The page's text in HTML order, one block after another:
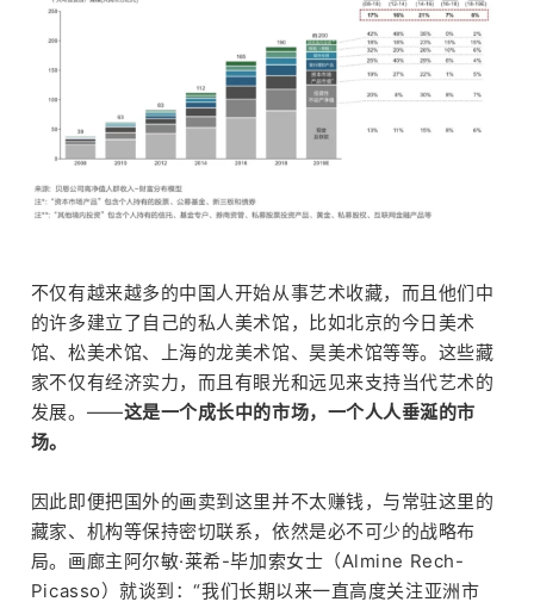
不仅有越来越多的中国人开始从事艺术收藏，而且他们中
的许多建立了自己的私人美术馆，比如北京的今日美术
馆、松美术馆、上海的龙美术馆、昊美术馆等等。这些藏
家不仅有经济实力，而且有眼光和远见来支持当代艺术的
发展。——这是一个成长中的市场，一个人人垂涎的市
场。
因此即便把国外的画卖到这里并不太赚钱，与常驻这里的
藏家、机构等保持密切联系，依然是必不可少的战略布
局。画廊主阿尔敏·莱希-毕加索女士（Almine Rech-
Picasso）就谈到：“我们长期以来一直高度关注亚洲市